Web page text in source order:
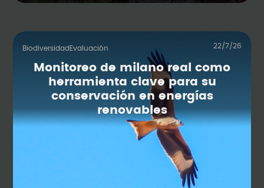
Biodiversidad Evaluación 22/7/26
Monitoreo de milano real como
herramienta clave para su
conservación en energías
renovables